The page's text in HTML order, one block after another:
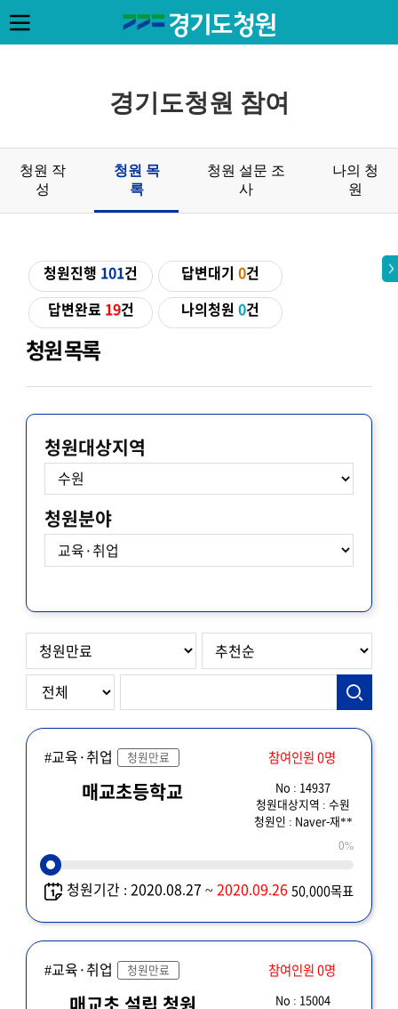
경기도청원 참여
청원 작
성
청원 목
록
청원 설문 조
사
나의 청
원
청원 목록
청원진행 101건 답변대기0건
답변완료 19건 나의청원0건
청원대상지역
청원분야
#교육·취업 청원만료 참여인원 0명
매교초등학교
No : 14937
청원대상지역 : 수원
청원인 : Naver-재**
0%
청원기간 : 2020.08.27 ~2020.09.26 50,000목표
#교육·취업 청원만료 참여인원 0명
매교초 설립 청원
No : 15004